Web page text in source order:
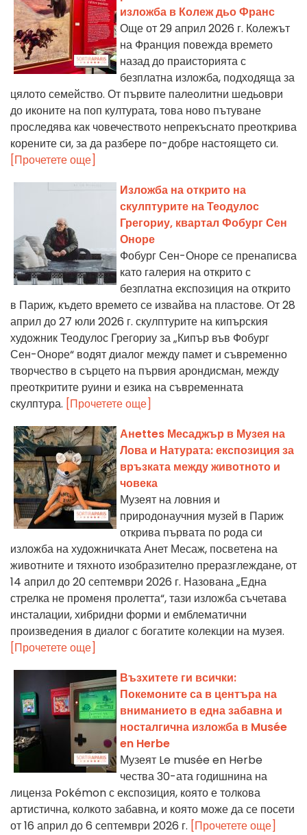
изложба в Колеж дьо Франс
Още от 29 април 2026 г. Колежът
на Франция повежда времето
назад до праисторията с
безплатна изложба, подходяща за
цялото семейство. От първите палеолитни шедьоври
до иконите на поп културата, това ново пътуване
проследява как човечеството непрекъснато преоткрива
корените си, за да разбере по-добре настоящето си.
[Прочетете още]
Изложба на открито на
скулптурите на Теодулос
Грегориу, квартал Фобург Сен
Оноре
Фобург Сен-Оноре се пренаписва
като галерия на открито с
безплатна експозиция на открито
в Париж, където времето се извайва на пластове. От 28
април до 27 юли 2026 г. скулптурите на кипърския
художник Теодулос Грегориу за „Кипър във Фобург
Сен-Оноре“ водят диалог между памет и съвременно
творчество в сърцето на първия арондисман, между
преоткритите руини и езика на съвременната
скулптура. [Прочетете още]
Анettes Месаджър в Музея на
Лова и Натурата: експозиция за
връзката между животното и
човека
Музеят на ловния и
природонаучния музей в Париж
открива първата по рода си
изложба на художничката Анет Месаж, посветена на
животните и тяхното изобразително преразглеждане, от
14 април до 20 септември 2026 г. Назована „Една
стрелка не променя пролетта“, тази изложба съчетава
инсталации, хибридни форми и емблематични
произведения в диалог с богатите колекции на музея.
[Прочетете още]
Възхитете ги всички:
Покемоните са в центъра на
вниманието в една забавна и
носталгична изложба в Musée
en Herbe
Музеят Le musée en Herbe
чества 30-ата годишнина на
лиценза Pokémon с експозиция, която е толкова
артистична, колкото забавна, и която може да се посети
от 16 април до 6 септември 2026 г. [Прочетете още]